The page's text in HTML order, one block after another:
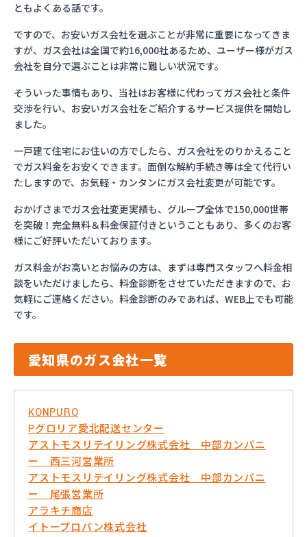
ともよくある話です。
ですので、お安いガス会社を選ぶことが非常に重要になってきま
すが、ガス会社は全国で約16,000社あるため、ユーザー様がガス
会社を自分で選ぶことは非常に難しい状況です。
そういった事情もあり、当社はお客様に代わってガス会社と条件
交渉を行い、お安いガス会社をご紹介するサービス提供を開始し
ました。
一戸建て住宅にお住いの方でしたら、ガス会社をのりかえること
でガス料金をお安くできます。面倒な解約手続き等は全て代行い
たしますので、お気軽・カンタンにガス会社変更が可能です。
おかげさまでガス会社変更実績も、グループ全体で150,000世帯
を突破！完全無料＆料金保証付きということもあり、多くのお客
様にご好評いただいております。
ガス料金がお高いとお悩みの方は、まずは専門スタッフへ料金相
談をいただけましたら、料金診断をさせていただきますので、お
気軽にご連絡ください。料金診断のみであれば、WEB上でも可能
です。
愛知県のガス会社一覧
KONPURO
Pグロリア愛北配送センター
アストモスリテイリング株式会社 中部カンパニ
ー 西三河営業所
アストモスリテイリング株式会社 中部カンパニ
ー 尾張営業所
アラキチ商店
イトープロパン株式会社